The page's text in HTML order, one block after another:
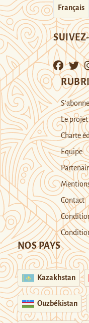
Français
Le
Charte
Equipe
Contact
NOS PAYS
Kazakhstan
Ouzbékistan